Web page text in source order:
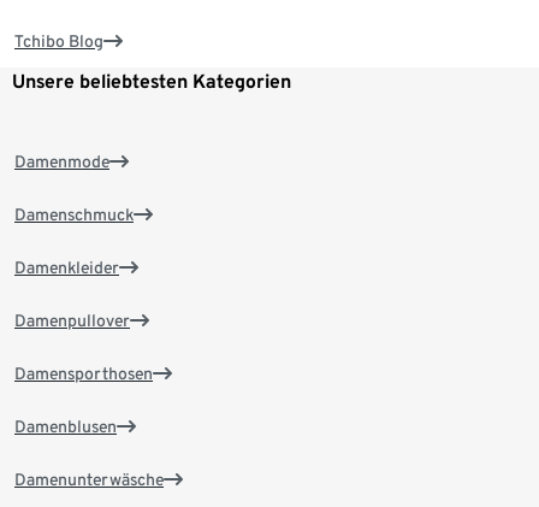
Tchibo Blog
Unsere beliebtesten Kategorien
Damenmode
Damenschmuck
Damenkleider
Damenpullover
Damensporthosen
Damenblusen
Damenunterwäsche